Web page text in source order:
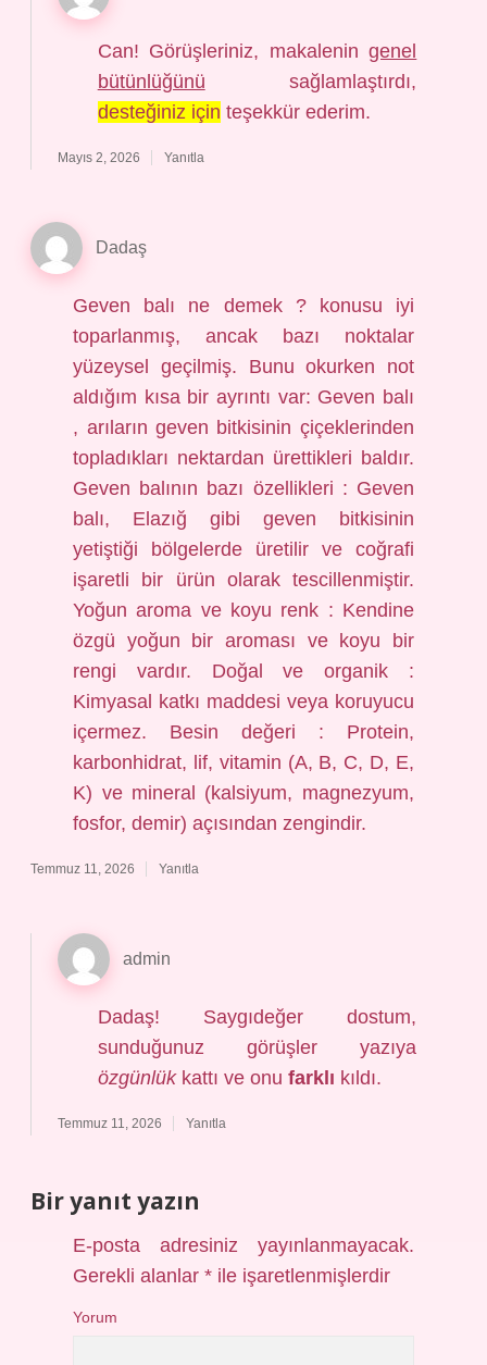
Can! Görüşleriniz, makaleningenel
bütünlüğünü sağlamlaştırdı,
desteğiniz için teşekkür ederim.
Mayıs 2, 2026 Yanıtla
Dadaş
Geven balı ne demek ? konusu iyi
toparlanmış, ancak bazı noktalar
yüzeysel geçilmiş. Bunu okurken not
aldığım kısa bir ayrıntı var: Geven balı
, arıların geven bitkisinin çiçeklerinden
topladıkları nektardan ürettikleri baldır.
Geven balının bazı özellikleri : Geven
balı, Elazığ gibi geven bitkisinin
yetiştiği bölgelerde üretilir ve coğrafi
işaretli bir ürün olarak tescillenmiştir.
Yoğun aroma ve koyu renk : Kendine
özgü yoğun bir aroması ve koyu bir
rengi vardır. Doğal ve organik :
Kimyasal katkı maddesi veya koruyucu
içermez. Besin değeri : Protein,
karbonhidrat, lif, vitamin (A, B, C, D, E,
K) ve mineral (kalsiyum, magnezyum,
fosfor, demir) açısından zengindir.
Temmuz 11, 2026 Yanıtla
admin
Dadaş! Saygıdeğer dostum,
sunduğunuz görüşler yazıya
özgünlükkattı ve onu farklı kıldı.
Temmuz 11, 2026 Yanıtla
Bir yanıt yazın
E-posta adresiniz yayınlanmayacak.
Gerekli alanlar* ile işaretlenmişlerdir
Yorum